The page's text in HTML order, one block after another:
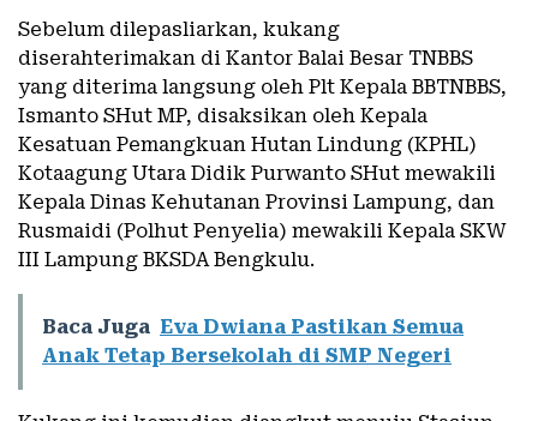
Sebelum dilepasliarkan, kukang
diserahterimakan di Kantor Balai Besar TNBBS
yang diterima langsung oleh Plt Kepala BBTNBBS,
Ismanto SHut MP, disaksikan oleh Kepala
Kesatuan Pemangkuan Hutan Lindung (KPHL)
Kotaagung Utara Didik Purwanto SHut mewakili
Kepala Dinas Kehutanan Provinsi Lampung, dan
Rusmaidi (Polhut Penyelia) mewakili Kepala SKW
III Lampung BKSDA Bengkulu.
Baca Juga Eva Dwiana Pastikan Semua
Anak Tetap Bersekolah di SMP Negeri